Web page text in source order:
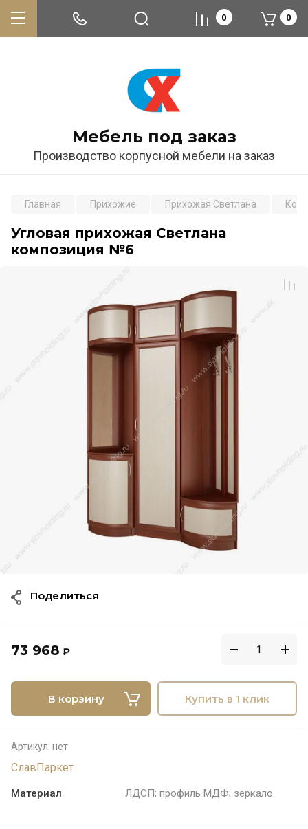
Мебель под заказ
Производство корпусной мебели на заказ
0 0
Главная Прихожие Прихожая Светлана
Угловая прихожая Светлана
композиция №6
73 968 ₽
В корзину Купить в 1 клик
Артикул: нет
СлавПаркет
Материал ЛДСП; профиль МДФ; зеркало.
Поделиться